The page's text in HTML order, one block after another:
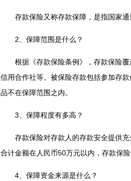
存款保险又称存款保障，是指国家
2、保障范围是什么？
根据《存款保险条例》，存款保险
信用合作社等。 被保险存款包括参加存
品不在保障范围之内。
3、保障程度有多高？
存款保险对存款人的存款安全提供
合计金额在人民币50万元以内，存款保
4、保障资金来源是什么？